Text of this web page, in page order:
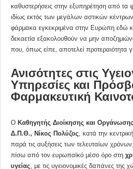
καθυστερήσεις στην εξυπηρέτηση από
ιδίως εκτός των μεγάλων αστικών
φάρμακα εγκεκριμένα στην Ευρώπη εδώ
δεκαετία εξακολουθούν να μην
που, όπως είπε, αποτελεί προτεραιότητα
Ανισότητες στις
Υπηρεσίες και
Φαρμακευτική
Ο Καθηγητής Διοίκησης και
Δ.Π.Θ., Νίκος Πολύζος, κατά την
παρά τις αυξήσεις των τελευταίων
πίσω από τον ευρωπαϊκό μέσο όρο στη
υγείας, με τις υγειονομικές δαπάνες της